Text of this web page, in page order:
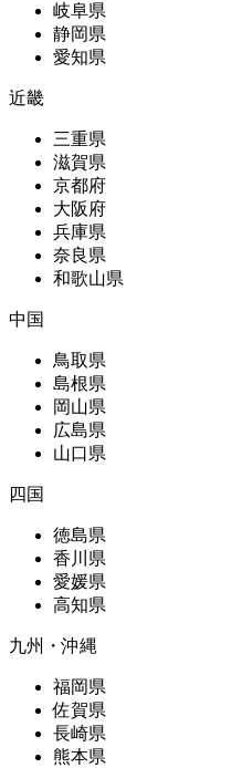
岐阜県
静岡県
愛知県
近畿
三重県
滋賀県
京都府
大阪府
兵庫県
奈良県
和歌山県
中国
鳥取県
島根県
岡山県
広島県
山口県
四国
徳島県
香川県
愛媛県
高知県
九州・沖縄
福岡県
佐賀県
長崎県
熊本県